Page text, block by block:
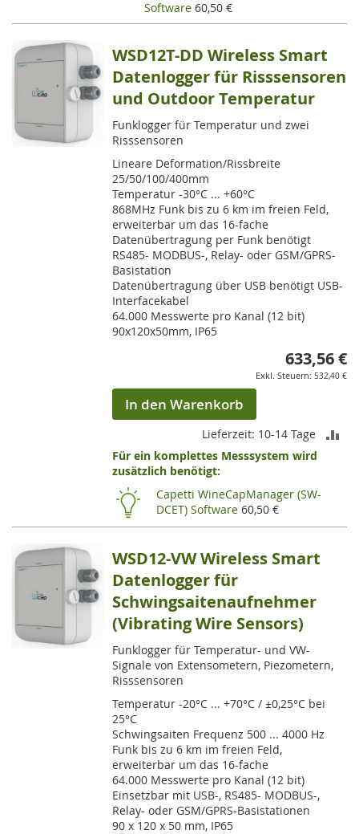
Software 60,50 €
WSD12T-DD Wireless Smart
Datenlogger für Risssensoren
und Outdoor Temperatur
Funklogger für Temperatur und zwei
Risssensoren
Lineare Deformation/Rissbreite
25/50/100/400mm
Temperatur -30°C ... +60°C
868MHz Funk bis zu 6 km im freien Feld,
erweiterbar um das 16-fache
Datenübertragung per Funk benötigt
RS485- MODBUS-, Relay- oder GSM/GPRS-
Basistation
Datenübertragung über USB benötigt USB-
Interfacekabel
64.000 Messwerte pro Kanal (12 bit)
90x120x50mm, IP65
633,56 €
532,40 €
In den Warenkorb
Lieferzeit: 10-14 Tage
Für ein komplettes Messsystem wird
zusätzlich benötigt:
Capetti WineCapManager (SW-
DCET) Software 60,50 €
WSD12-VW Wireless Smart
Datenlogger für
Schwingsaitenaufnehmer
(Vibrating Wire Sensors)
Funklogger für Temperatur- und VW-
Signale von Extensometern, Piezometern,
Risssensoren
Temperatur -20°C ... +70°C / ±0,25°C bei
25°C
Schwingsaiten Frequenz 500 ... 4000 Hz
Funk bis zu 6 km im freien Feld,
erweiterbar um das 16-fache
64.000 Messwerte pro Kanal (12 bit)
Einsetzbar mit USB-, RS485- MODBUS-,
Relay- oder GSM/GPRS-Basistationen
90 x 120 x 50 mm, IP65